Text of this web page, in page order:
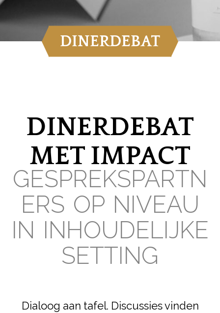
DINERDEBAT
DINERDEBAT
MET IMPACT
GESPREKSPARTN
ERS OP NIVEAU
IN INHOUDELIJKE
SETTING
Dialoog aan tafel. Discussies vinden